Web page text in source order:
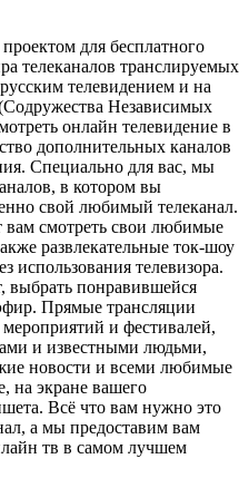
для бесплатного
телеканалов транслируемых
телевидением и на
Независимых
онлайн телевидение в
дополнительных каналов
Специально для вас, мы
в котором вы
свой любимый телеканал.
вам смотреть свои любимые
развлекательные ток-шоу
использования телевизора.
выбрать понравившейся
Прямые трансляции
и фестивалей,
и известными людьми,
новости и всеми любимые
на экране вашего
Всё что вам нужно это
а мы предоставим вам
тв в самом лучшем